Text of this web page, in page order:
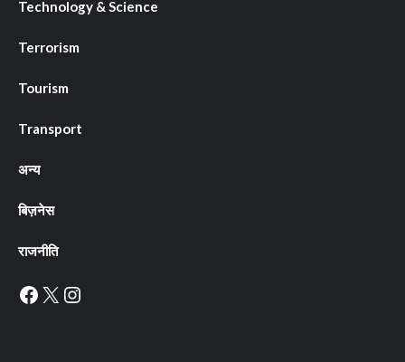
Technology & Science
Terrorism
Tourism
Transport
अन्य
बिज़नेस
राजनीति
Facebook
X Instagram